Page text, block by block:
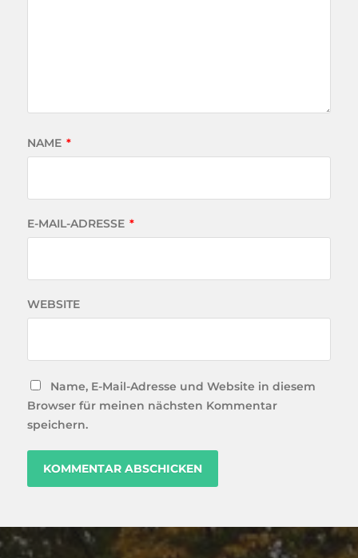
NAME *
E-MAIL-ADRESSE *
WEBSITE
Name, E-Mail-Adresse und Website in diesem
Browser für meinen nächsten Kommentar
speichern.